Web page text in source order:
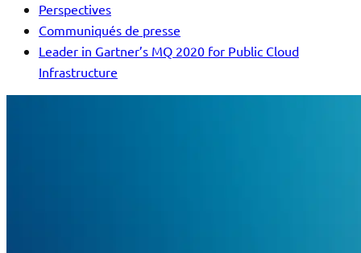
Perspectives
Communiqués de presse
Leader in Gartner’s MQ 2020 for Public Cloud
Infrastructure